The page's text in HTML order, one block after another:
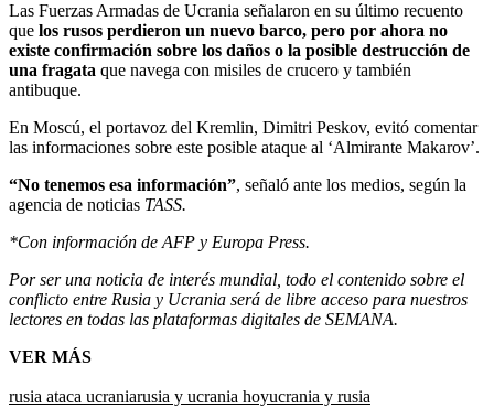
Las Fuerzas Armadas de Ucrania señalaron en su último recuento
que los rusos perdieron un nuevo barco, pero por ahora no
existe confirmación sobre los daños o la posible destrucción de
una fragata que navega con misiles de crucero y también
antibuque.
En Moscú, el portavoz del Kremlin, Dimitri Peskov, evitó comentar
las informaciones sobre este posible ataque al ‘Almirante Makarov’.
“No tenemos esa información”, señaló ante los medios, según la
agencia de noticias TASS.
*Con información de AFP y Europa Press.
Por ser una noticia de interés mundial, todo el contenido sobre el
conflicto entre Rusia y Ucrania será de libre acceso para nuestros
lectores en todas las plataformas digitales de SEMANA.
VER MÁS
rusia ataca ucraniarusia y ucrania hoyucrania y rusia